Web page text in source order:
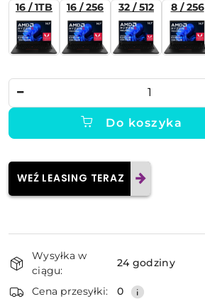
16 / 1TB 16 / 256 32 / 512 8 / 256
Do koszyka
WEŹ LEASING TERAZ
Dostępność
i
dostawa
Wysyłka w
ciągu:
24 godziny
Cena przesyłki: 0